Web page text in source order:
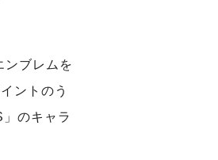
ンブレムを
ントのう
のキャラ